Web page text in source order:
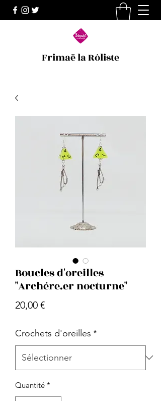
Frimaë la Rôliste
Boucles d'oreilles
"Archére.er nocturne"
20,00 €Prix
Crochets d'oreilles *
Quantité *